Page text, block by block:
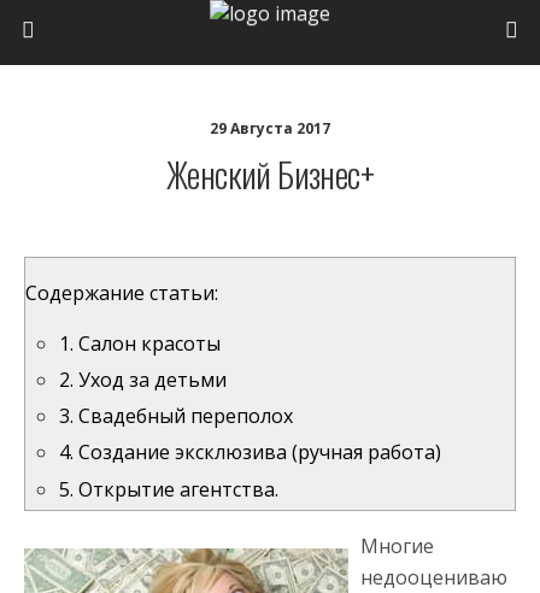
29 Августа 2017
Женский Бизнес+
Содержание статьи:
1. Салон красоты
2. Уход за детьми
3. Свадебный переполох
4. Создание эксклюзива (ручная работа)
5. Открытие агентства.
Многие
недооцениваю